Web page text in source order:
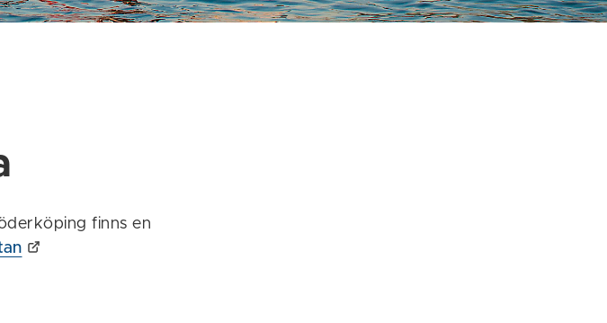
finns en